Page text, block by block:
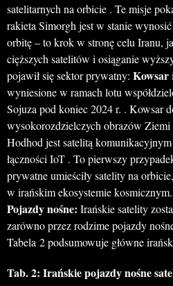
satelitarnych na orbicie . Te misje
rakieta Simorgh jest w stanie
orbitę – to krok w stronę celu Iranu,
cięższych satelitów i osiąganie
pojawił się sektor prywatny: Kowsari
wyniesione w ramach lotu
Sojuza pod koniec 2024 r. . Kowsar
wysokorozdzielczych obrazów
Hodhod jest satelitą
łączności IoT . To pierwszy
prywatne umieściły satelity na
w irańskim ekosystemie kosmicznym.
Pojazdy nośne: Irańskie satelity
zarówno przez rodzime pojazdy
Tabela 2 podsumowuje główne
Tab. 2: Irańskie pojazdy nośne